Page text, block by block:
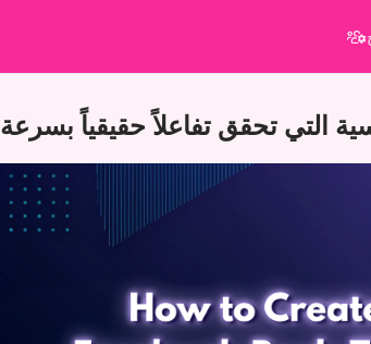
التي تحقق تفاعلاً حقيقياً بسرعة